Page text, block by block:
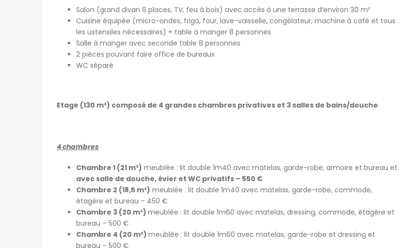
Salon (grand divan 6 places, TV, feu à bois) avec accès à une terrasse d’environ 30 m²
Cuisine équipée (micro-ondes, frigo, four, lave-vaisselle, congélateur, machine à café et tous
les ustensiles nécessaires) + table à manger 8 personnes
Salle à manger avec seconde table 8 personnes
2 pièces pouvant faire office de bureaux
WC séparé
Etage (130 m²) composé de 4 grandes chambres privatives et 3 salles de bains/douche
4 chambres
Chambre 1 (21 m²) meublée : lit double 1m40 avec matelas, garde-robe, armoire et bureau et
avec salle de douche, évier et WC privatifs – 550 €
Chambre 2 (18,5 m²) meublée : lit double 1m40 avec matelas, garde-robe, commode,
étagère et bureau – 450 €
Chambre 3 (20 m²) meublée : lit double 1m60 avec matelas, dressing, commode, étagère et
bureau – 500 €
Chambre 4 (20 m²) meublée : lit double 1m60 avec matelas, garde-robe et dressing et
bureau – 500 €
Kot Meublé Montigny-sur-Sambre
302, 6061 Charleroi, Belgique
Chbre étudiant(e) en colocation dans appartement 2 chbre avec balcon – en face de HELMo Guillemins
400€
Rue du Vieux Mayeur 1, 4000 Liège, Belgique Rue de la Cure 13, 6061 Charleroi, Belgique